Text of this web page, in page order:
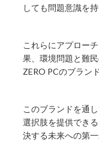
しても問題意識を
これらにアプロー
果、環境問題と難
ZERO PCのブラン
このブランドを通
選択肢を提供でき
決する未来への第